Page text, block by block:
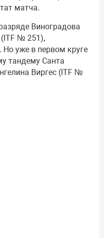
матча.
Виноградова
(ITF № 251),
уже в первом круге
тандему Санта
Виргес (ITF №